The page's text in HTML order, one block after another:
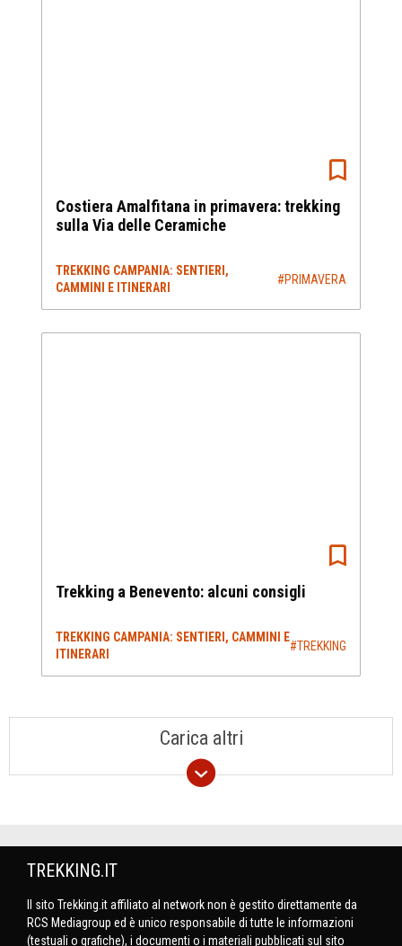
Costiera Amalfitana in primavera: trekking
sulla Via delle Ceramiche
TREKKING CAMPANIA: SENTIERI,
CAMMINI E ITINERARI
#PRIMAVERA
Trekking a Benevento: alcuni consigli
TREKKING CAMPANIA: SENTIERI, CAMMINI E
ITINERARI
#TREKKING
Carica altri
TREKKING.IT
Il sito Trekking.it affiliato al network non è gestito direttamente da
RCS Mediagroup ed è unico responsabile di tutte le informazioni
(testuali o grafiche), i documenti o i materiali pubblicati sul sito